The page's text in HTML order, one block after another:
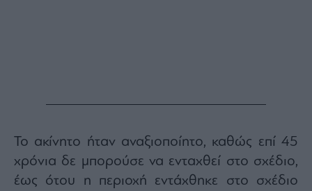
Το ακίνητο ήταν αναξιοποίητο, καθώς επί 45
χρόνια δε μπορούσε να ενταχθεί στο σχέδιο,
έως ότου η περιοχή εντάχθηκε στο σχέδιο